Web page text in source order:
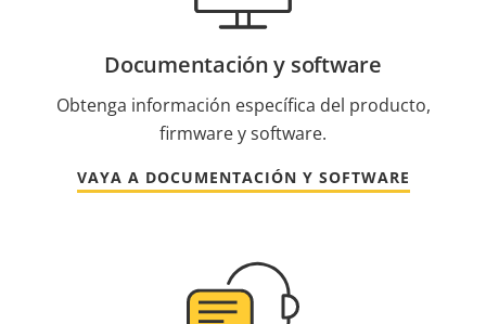
Documentación y software
Obtenga información específica del producto,
firmware y software.
VAYA A DOCUMENTACIÓN Y SOFTWARE